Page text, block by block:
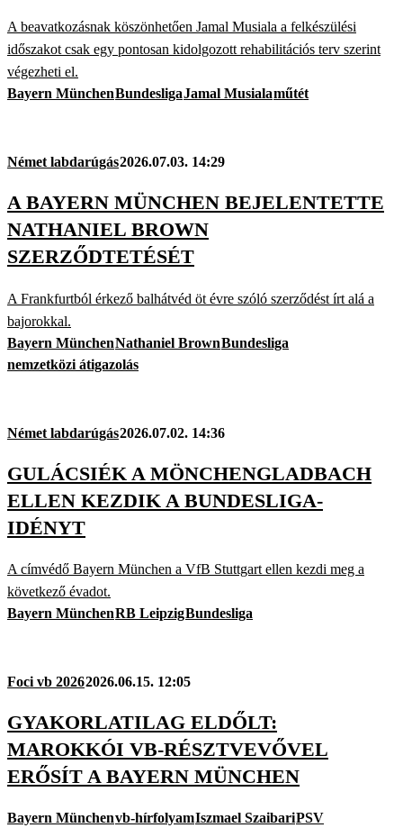
A beavatkozásnak köszönhetően Jamal Musiala a felkészülési
időszakot csak egy pontosan kidolgozott rehabilitációs terv szerint
végezheti el.
Bayern MünchenBundesligaJamal Musialaműtét
Német labdarúgás2026.07.03. 14:29
A BAYERN MÜNCHEN BEJELENTETTE
NATHANIEL BROWN
SZERZŐDTETÉSÉT
A Frankfurtból érkező balhátvéd öt évre szóló szerződést írt alá a
bajorokkal.
Bayern MünchenNathaniel BrownBundesliga
nemzetközi átigazolás
Német labdarúgás2026.07.02. 14:36
GULÁCSIÉK A MÖNCHENGLADBACH
ELLEN KEZDIK A BUNDESLIGA-
IDÉNYT
A címvédő Bayern München a VfB Stuttgart ellen kezdi meg a
következő évadot.
Bayern MünchenRB LeipzigBundesliga
Foci vb 20262026.06.15. 12:05
GYAKORLATILAG ELDŐLT:
MAROKKÓI VB-RÉSZTVEVŐVEL
ERŐSÍT A BAYERN MÜNCHEN
Bayern Münchenvb-hírfolyamIszmael SzaibariPSV